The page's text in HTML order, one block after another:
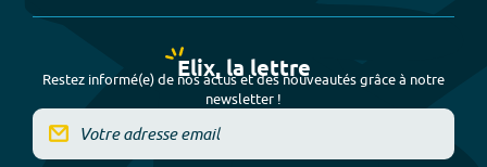
Elix, la lettre
Restez informé(e) de nos actus et des nouveautés grâce à notre
newsletter !